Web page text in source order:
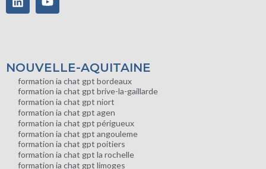
NOUVELLE-AQUITAINE
formation ia chat gpt bordeaux
formation ia chat gpt brive-la-gaillarde
formation ia chat gpt niort
formation ia chat gpt agen
formation ia chat gpt périgueux
formation ia chat gpt angouleme
formation ia chat gpt poitiers
formation ia chat gpt la rochelle
formation ia chat gpt limoges